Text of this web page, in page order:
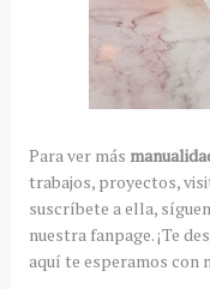
Para ver más
trabajos, proyectos,
suscríbete a ella,
nuestra fanpage. ¡Te
aquí te esperamos con